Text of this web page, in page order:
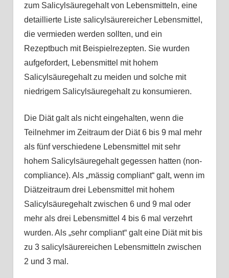
zum Salicylsäuregehalt von Lebensmitteln, eine
detaillierte Liste salicylsäurereicher Lebensmittel,
die vermieden werden sollten, und ein
Rezeptbuch mit Beispielrezepten. Sie wurden
aufgefordert, Lebensmittel mit hohem
Salicylsäuregehalt zu meiden und solche mit
niedrigem Salicylsäuregehalt zu konsumieren.
Die Diät galt als nicht eingehalten, wenn die
Teilnehmer im Zeitraum der Diät 6 bis 9 mal mehr
als fünf verschiedene Lebensmittel mit sehr
hohem Salicylsäuregehalt gegessen hatten (non-
compliance). Als „mässig compliant“ galt, wenn im
Diätzeitraum drei Lebensmittel mit hohem
Salicylsäuregehalt zwischen 6 und 9 mal oder
mehr als drei Lebensmittel 4 bis 6 mal verzehrt
wurden. Als „sehr compliant“ galt eine Diät mit bis
zu 3 salicylsäurereichen Lebensmitteln zwischen
2 und 3 mal.